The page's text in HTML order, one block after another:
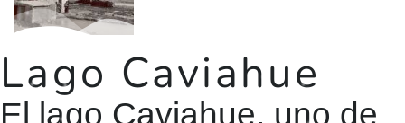
Lago Caviahue
El lago Caviahue, uno de